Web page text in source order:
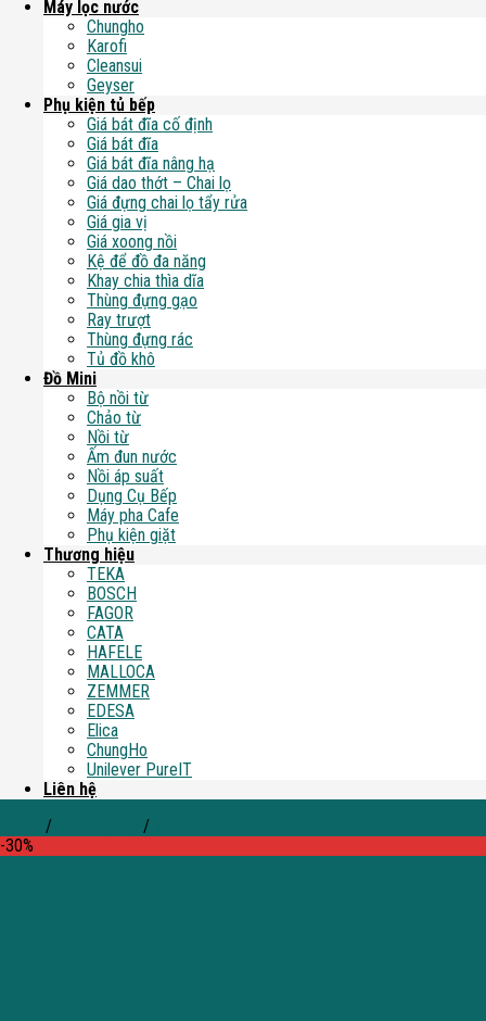
Máy lọc nước
Chungho
Karofi
Cleansui
Geyser
Phụ kiện tủ bếp
Giá bát đĩa cố định
Giá bát đĩa
Giá bát đĩa nâng hạ
Giá dao thớt – Chai lọ
Giá đựng chai lọ tẩy rửa
Giá gia vị
Giá xoong nồi
Kệ để đồ đa năng
Khay chia thìa dĩa
Thùng đựng gạo
Ray trượt
Thùng đựng rác
Tủ đồ khô
Đồ Mini
Bộ nồi từ
Chảo từ
Nồi từ
Ấm đun nước
Nồi áp suất
Dụng Cụ Bếp
Máy pha Cafe
Phụ kiện giặt
Thương hiệu
TEKA
BOSCH
FAGOR
CATA
HAFELE
MALLOCA
ZEMMER
EDESA
Elica
ChungHo
Unilever PureIT
Liên hệ
/ /
-30%